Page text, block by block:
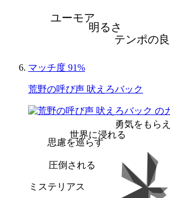
テンポの
明るさ
ユーモア
マッチ度 91%
荒野の呼び声 吠えろバック
勇気をもら
ミステリアス
圧倒される
思慮を巡らす
世界に浸れる